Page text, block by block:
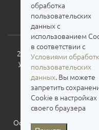
2026. Все права
условия их
Оставьте свой отзыв о нас
обработка
пользовательских
данных с
использованием
в соответствии с
Условиями
пользовательских
данных. Вы можете
запретить
Cookie в настройках
своего браузера